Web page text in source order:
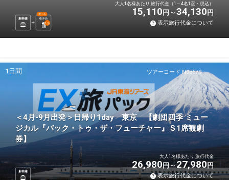
新幹線 ホテル
選べる
1 泊
大人1名様あたり 旅行代金（1～4名1室・税込）
15,110 円 34,130 円
表示旅行代金について
ツアーコード N93679
1日間
＜4月-9月出発＞日帰り1day 東京 【劇団四季 ミュー
ジカル『バック・トゥ・ザ・フューチャー』Ｓ1席観劇
券】
新幹線
大人1名様あたり 旅行代金
26,980円 27,980円
表示旅行代金について